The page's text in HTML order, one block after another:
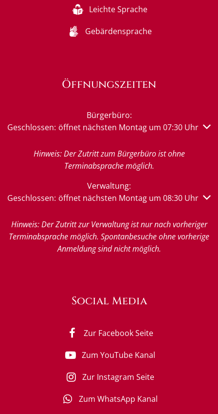
Leichte Sprache
Gebärdensprache
Öffnungszeiten
Bürgerbüro:
Klicken, um weitere Öffnungs- oder Schließzeiten
Geschlossen: öffnet nächsten Montag um 07:30 Uhr
Hinweis: Der Zutritt zum Bürgerbüro ist ohne
Terminabsprache möglich.
Verwaltung:
Klicken, um weitere Öffnungs- oder Schließzeiten
Geschlossen: öffnet nächsten Montag um 08:30 Uhr
Hinweis: Der Zutritt zur Verwaltung ist nur nach vorheriger
Terminabsprache möglich. Spontanbesuche ohne vorherige
Anmeldung sind nicht möglich.
Social Media
Zur Facebook Seite
Zum YouTube Kanal
Zur Instagram Seite
Zum WhatsApp Kanal